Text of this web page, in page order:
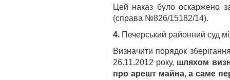
Цей наказ було оскаржено
(справа №826/15182/14).
4. Печерський районний суд
Визначити порядок
26.11.2012 року, шляхом
про арешт майна, а саме